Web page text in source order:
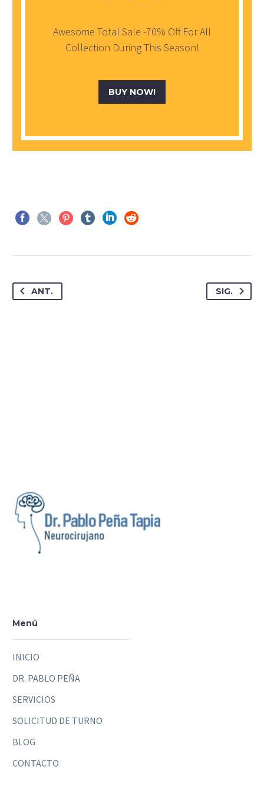
Awesome Total Sale -70% Off For All
Collection During This Season!
BUY NOW!
ANT. SIG.
Menú
INICIO
DR. PABLO PEÑA
SERVICIOS
SOLICITUD DE TURNO
BLOG
CONTACTO